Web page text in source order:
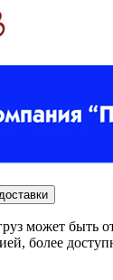
может быть
более